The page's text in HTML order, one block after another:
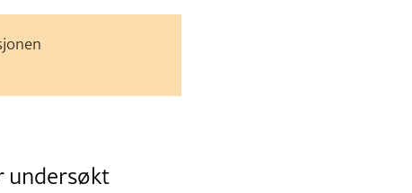
undersøkt